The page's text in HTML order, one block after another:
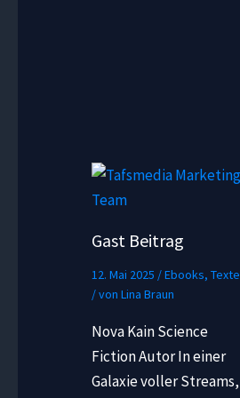
Gast Beitrag
12. Mai 2025 /Ebooks, Texte
/ von Lina Braun
Nova Kain Science
Fiction Autor In einer
Galaxie voller Streams,